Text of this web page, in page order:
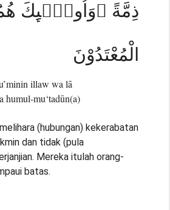
ذِمَّةً ۗوَاُولٰۤىِٕكَ
الْمُعْتَدُوْنَ
illaw wa lā
humul-mu‘tadūn(a)
(hubungan) kekerabatan
dan tidak (pula
Mereka itulah orang-
batas.